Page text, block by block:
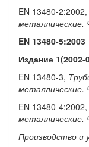
EN 13480-2:2002,
металлические.
EN 13480-5:2003
Издание 1(2002-
EN 13480-3,
металлические.
EN 13480-4:2002,
металлические.
Производство и